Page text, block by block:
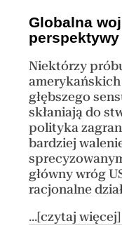
Globalna
Niektórzy
amerykańskich
głębszego
skłaniają do
polityka
bardziej
główny wróg
racjonalne
...[czytaj więcej]